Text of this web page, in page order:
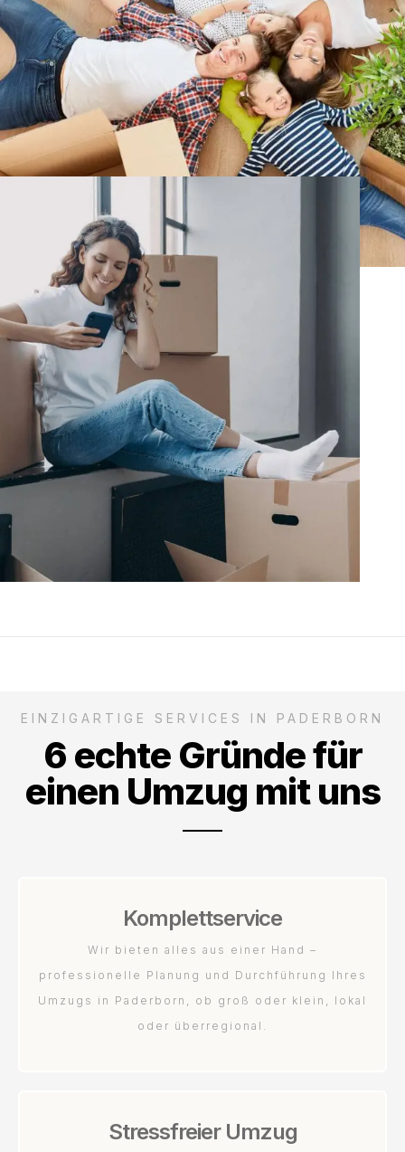
EINZIGARTIGE SERVICES IN PADERBORN
6 echte Gründe für
einen Umzug mit uns
Komplettservice
Wir bieten alles aus einer Hand –
professionelle Planung und Durchführung Ihres
Umzugs in Paderborn, ob groß oder klein, lokal
oder überregional.
Stressfreier Umzug